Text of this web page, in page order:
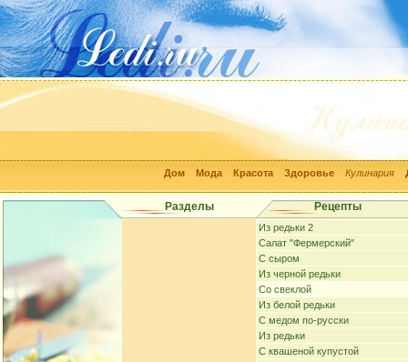
Дом Мода Красота Здоровье Кулинария
Разделы Рецепты
Из редьки 2
Салат "Фермерский"
С сыром
Из черной редьки
Cо свеклой
Из белой редьки
С медом по-русски
Из редьки
С квашеной купустой